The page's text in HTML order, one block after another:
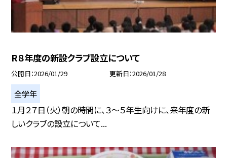
R８年度の新設クラブ設立について
公開日 2026/01/29 更新日 2026/01/28
全学年
１月２７日（火）朝の時間に、３～５年生向けに、来年度の新
しいクラブの設立について...